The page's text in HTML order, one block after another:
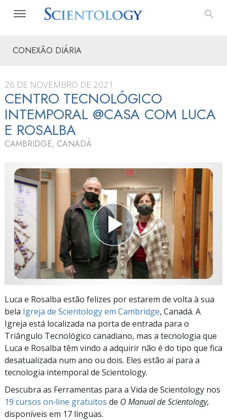
CONEXÃO DIÁRIA
26 DE NOVEMBRO DE 2021
CENTRO TECNOLÓGICO
INTEMPORAL @CASA COM LUCA
E ROSALBA
CAMBRIDGE, CANADÁ
Luca e Rosalba estão felizes por estarem de volta à sua
bela Igreja de Scientology em Cambridge, Canadá. A
Igreja está localizada na porta de entrada para o
Triângulo Tecnológico canadiano, mas a tecnologia que
Luca e Rosalba têm vindo a adquirir não é do tipo que fica
desatualizada num ano ou dois. Eles estão aí para a
tecnologia intemporal de Scientology.
Descubra as Ferramentas para a Vida de Scientology nos
19 cursos on‑line gratuitos de O Manual de Scientology,
disponíveis em 17 línguas.